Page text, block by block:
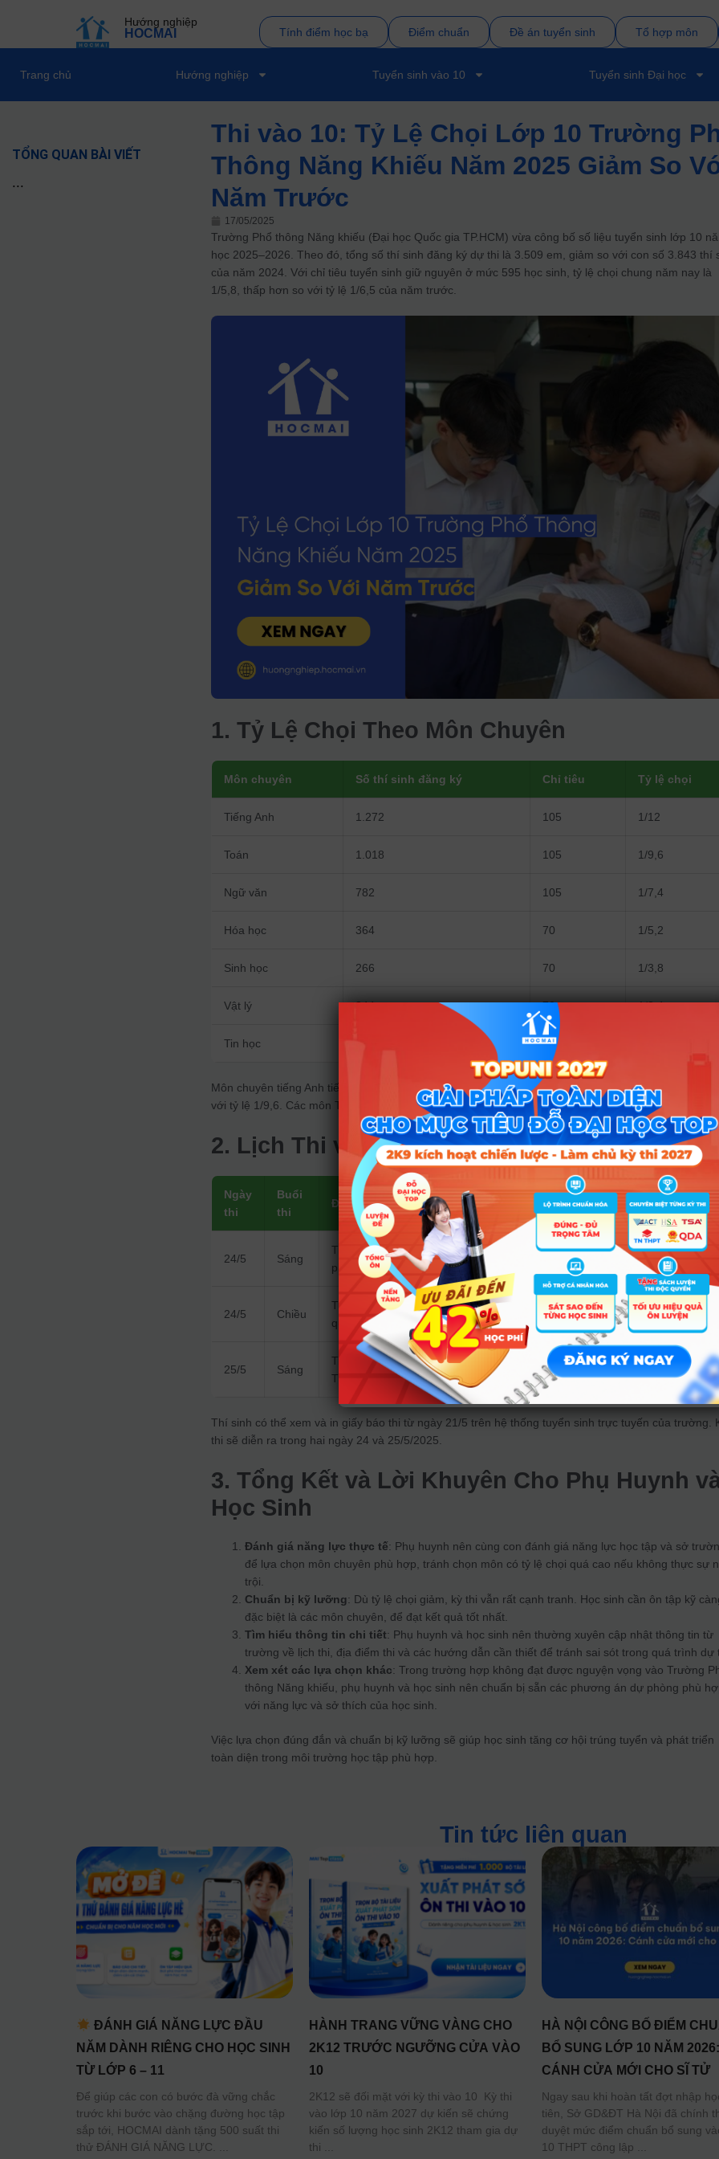
Hướng nghiệp
HOCMAI Tính điểm học bạ Điểm chuẩn Đề án tuyển sinh Tổ hợp môn
Trang chủ Hướng nghiệp Tuyển sinh vào 10 Tuyển sinh Đại học
TỔNG QUAN BÀI VIẾT
...
Thi vào 10: Tỷ Lệ Chọi Lớp 10 Trường
Thông Năng Khiếu Năm 2025 Giảm So
Năm Trước
17/05/2025
Trường Phổ thông Năng khiếu (Đại học Quốc gia TP.HCM) vừa công bố số liệu tuyển sinh lớp 10
học 2025–2026. Theo đó, tổng số thí sinh đăng ký dự thi là 3.509 em, giảm so với con số 3.843 thí
của năm 2024. Với chỉ tiêu tuyển sinh giữ nguyên ở mức 595 học sinh, tỷ lệ chọi chung năm nay là
1/5,8, thấp hơn so với tỷ lệ 1/6,5 của năm trước.
1. Tỷ Lệ Chọi Theo Môn Chuyên
Môn chuyên Số thí sinh đăng ký Chỉ tiêu Tỷ lệ chọi
Tiếng Anh 1.272 105 1/12
Toán 1.018 105 1/9,6
Ngữ văn 782 105 1/7,4
Hóa học 364 70 1/5,2
Sinh học 266 70 1/3,8
Vật lý 244 70 1/3,4
Tin học 205 70
Môn chuyên tiếng Anh tiếp tục dẫn đầu về mức độ cạnh tranh với tỷ lệ chọi 1/12, theo sau là môn
với tỷ lệ 1/9,6. Các môn Tin học, Vật lý và Sinh học có tỷ lệ chọi thấp hơn, dao động từ 1/2,9 đến 1/
2. Lịch Thi và Địa Điểm Dự Thi
Ngày
thi
Buổi
thi
Địa điểm thi
24/5 Sáng
Trường Phổ thông Năng khiếu (cơ sở quận 5), 153 Nguyễn Chí Thanh,
phường 9, quận 5
24/5 Chiều
Trường Trung học Thực hành Sài Gòn, 220 Trần Bình Trọng, phường 4,
quận 5
25/5 Sáng
Trường Phổ thông Năng khiếu (cơ sở TP.Thủ Đức), Khu đô thị ĐH Quốc gia
TP.HCM, phường Linh Trung, TP.Thủ Đức
Thí sinh có thể xem và in giấy báo thi từ ngày 21/5 trên hệ thống tuyển sinh trực tuyến của trường.
thi sẽ diễn ra trong hai ngày 24 và 25/5/2025.
3. Tổng Kết và Lời Khuyên Cho Phụ Huynh
Học Sinh
Đánh giá năng lực thực tế: Phụ huynh nên cùng con đánh giá năng lực học tập và sở
để lựa chọn môn chuyên phù hợp, tránh chọn môn có tỷ lệ chọi quá cao nếu không thực sự
trội.
Chuẩn bị kỹ lưỡng: Dù tỷ lệ chọi giảm, kỳ thi vẫn rất cạnh tranh. Học sinh cần ôn tập kỹ
đặc biệt là các môn chuyên, để đạt kết quả tốt nhất.
Tìm hiểu thông tin chi tiết: Phụ huynh và học sinh nên thường xuyên cập nhật thông tin từ
trường về lịch thi, địa điểm thi và các hướng dẫn cần thiết để tránh sai sót trong quá trình dự
Xem xét các lựa chọn khác: Trong trường hợp không đạt được nguyện vọng vào Trường
thông Năng khiếu, phụ huynh và học sinh nên chuẩn bị sẵn các phương án dự phòng phù
với năng lực và sở thích của học sinh.
Việc lựa chọn đúng đắn và chuẩn bị kỹ lưỡng sẽ giúp học sinh tăng cơ hội trúng tuyển và phát triển
toàn diện trong môi trường học tập phù hợp.
Tin tức liên quan
ĐÁNH GIÁ NĂNG LỰC ĐẦU
NĂM DÀNH RIÊNG CHO HỌC SINH
TỪ LỚP 6 – 11
Để giúp các con có bước đà vững chắc
trước khi bước vào chặng đường học tập
sắp tới, HOCMAI dành tặng 500 suất thi
thử ĐÁNH GIÁ NĂNG LỰC.
HÀNH TRANG VỮNG VÀNG CHO
2K12 TRƯỚC NGƯỠNG CỬA VÀO
10
2K12 sẽ đối mặt với kỳ thi vào 10 Kỳ thi
vào lớp 10 năm 2027 dự kiến sẽ chứng
kiến số lượng học sinh 2K12 tham gia dự
thi
HÀ NỘI CÔNG BỐ ĐIỂM
BỔ SUNG LỚP 10 NĂM 2026:
CÁNH CỬA MỚI CHO SĨ TỬ
Ngay sau khi hoàn tất đợt nhập
tiên, Sở GD&ĐT Hà Nội đã chính
duyệt mức điểm chuẩn bổ sung
10 THPT công lập